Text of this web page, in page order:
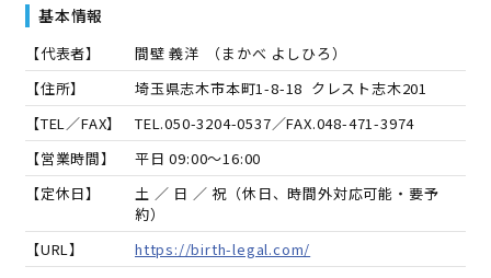
基本情報
【代表者】 間壁 義洋 （まかべ よしひろ）
【住所】
埼玉県志木市本町1-8-18 クレスト志木201
【TEL／FAX】
TEL.050-3204-0537／FAX.048-471-3974
【営業時間】
平日 09:00～16:00
【定休日】
土 ／ 日 ／ 祝（休日、時間外対応可能・要予
約）
【URL】
https://birth-legal.com/